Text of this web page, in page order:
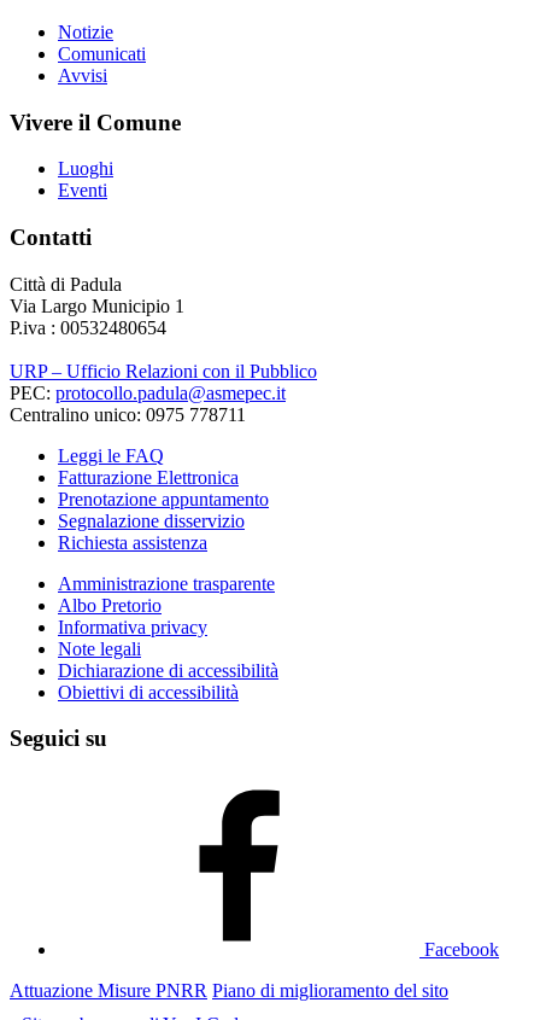
Notizie
Comunicati
Avvisi
Vivere il Comune
Luoghi
Eventi
Contatti
Città di Padula
Via Largo Municipio 1
P.iva : 00532480654
URP – Ufficio Relazioni con il Pubblico
PEC: protocollo.padula@asmepec.it
Centralino unico: 0975 778711
Leggi le FAQ
Fatturazione Elettronica
Prenotazione appuntamento
Segnalazione disservizio
Richiesta assistenza
Amministrazione trasparente
Albo Pretorio
Informativa privacy
Note legali
Dichiarazione di accessibilità
Obiettivi di accessibilità
Seguici su
Facebook
Attuazione Misure PNRR Piano di miglioramento del sito